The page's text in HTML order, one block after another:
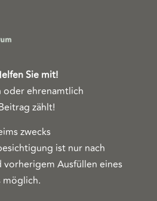
Sie mit!
ehrenamtlich
zählt!
zwecks
ist nur nach
vorherigem Ausfüllen eines
möglich.